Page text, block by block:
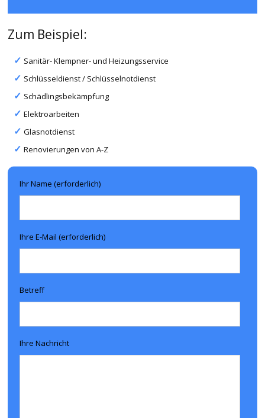
Zum Beispiel:
Sanitär- Klempner- und Heizungsservice
Schlüsseldienst / Schlüsselnotdienst
Schädlingsbekämpfung
Elektroarbeiten
Glasnotdienst
Renovierungen von A-Z
Ihr Name (erforderlich)
Ihre E-Mail (erforderlich)
Betreff
Ihre Nachricht